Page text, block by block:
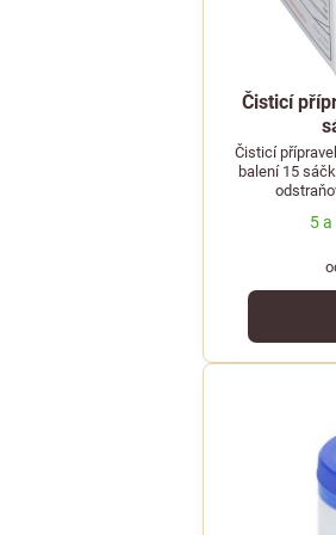
Čisticí
Čisticí
balení 15
5